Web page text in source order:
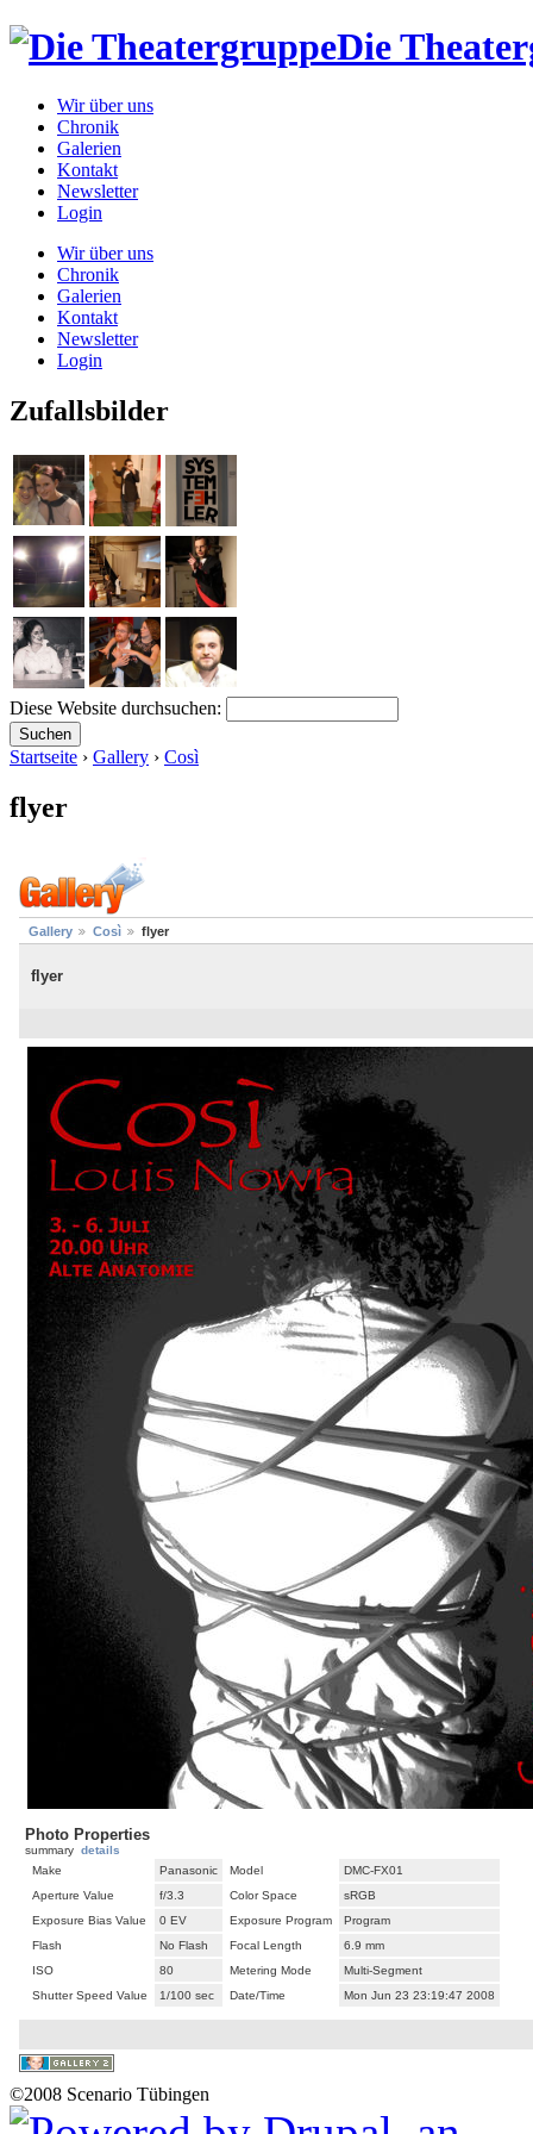
Die
Wir über uns
Chronik
Galerien
Kontakt
Newsletter
Login
Wir über uns
Chronik
Galerien
Kontakt
Newsletter
Login
Zufallsbilder
Diese Website durchsuchen:
Startseite › Gallery › Così
flyer
Gallery Così flyer
flyer
Photo Properties
summary details
Make
Panasonic Model
DMC-FX01
Aperture Value
f/3.3 Color Space
sRGB
Exposure Bias Value
0 EV Exposure Program
Program
Flash
No Flash Focal Length
6.9 mm
ISO
80 Metering Mode
Multi-Segment
Shutter Speed Value
1/100 sec Date/Time Mon Jun 23 23:19:47 2008
©2008 Scenario Tübingen